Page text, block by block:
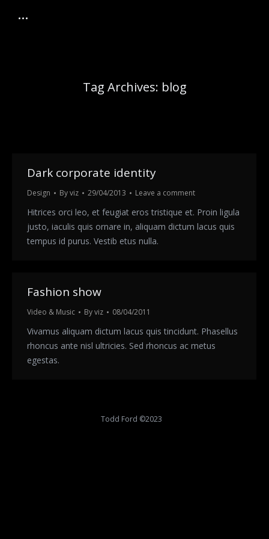
Tag Archives: blog
Dark corporate identity
Design Byviz 29/04/2013 Leave a comment
Hitrices orci leo, et feugiat eros tristique et. Proin ligula
justo, iaculis quis ornare in, aliquam dictum lacus quis
tempus id purus. Vestib etus nulla.
Fashion show
Video & Music Byviz 08/04/2011
Vivamus aliquam dictum lacus quis tincidunt. Phasellus
rhoncus ante nisl ultricies. Sed rhoncus ac metus
egestas.
Todd Ford ©2023